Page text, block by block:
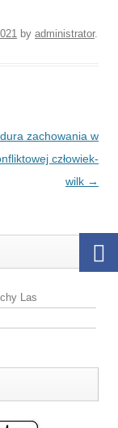
by administrator.
zachowania w
człowiek-
wilk →
Las